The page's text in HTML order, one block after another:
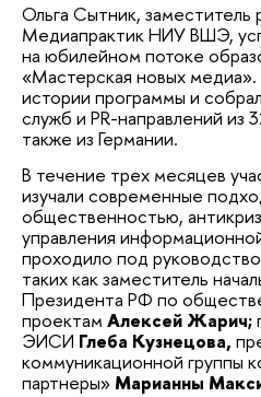
Ольга Сытник, заместитель
Медиапрактик НИУ ВШЭ,
на юбилейном потоке
«Мастерская новых
истории программы и
служб и PR-направлений из
также из Германии.
В течение трех месяцев
изучали современные
общественностью,
управления
проходило под
таких как заместитель
Президента РФ по
проектам Алексей Жарич;
ЭИСИ Глеба Кузнецова,
коммуникационной группы
партнеры» Марианны